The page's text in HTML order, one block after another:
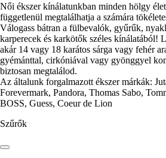
Női ékszer kínálatunkban minden hölgy
függetlenül megtalálhatja a számára
Válogass bátran a fülbevalók, gyűrűk,
karperecek és karkötők széles kínálatából!
akár 14 vagy 18 karátos sárga vagy fehér
gyémánttal, cirkóniával vagy gyönggyel
biztosan megtalálod.
Az általunk forgalmazott ékszer márkák:
Forevermark, Pandora, Thomas Sabo,
BOSS, Guess, Coeur de Lion
Szűrők